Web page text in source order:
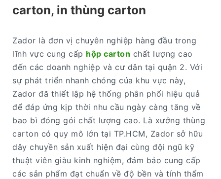
carton, in thùng carton
Zador là đơn vị chuyên nghiệp hàng đầu trong
lĩnh vực cung cấp hộp carton chất lượng cao
đến các doanh nghiệp và cư dân tại quận 2. Với
sự phát triển nhanh chóng của khu vực này,
Zador đã thiết lập hệ thống phân phối hiệu quả
để đáp ứng kịp thời nhu cầu ngày càng tăng về
bao bì đóng gói chất lượng cao. Là xưởng thùng
carton có quy mô lớn tại TP.HCM, Zador sở hữu
dây chuyền sản xuất hiện đại cùng đội ngũ kỹ
thuật viên giàu kinh nghiệm, đảm bảo cung cấp
các sản phẩm đạt chuẩn về độ bền và tính thẩm